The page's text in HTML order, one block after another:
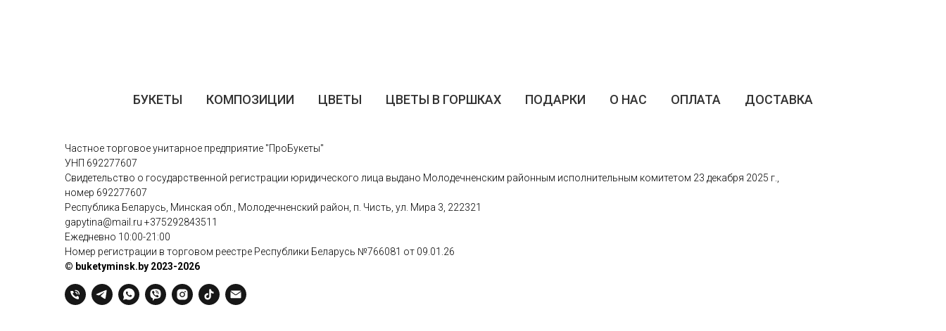
БУКЕТЫ КОМПОЗИЦИИ ЦВЕТЫ ЦВЕТЫ В ГОРШКАХ ПОДАРКИ О НАС ОПЛАТА ДОСТАВКА
Частное торговое унитарное предприятие "ПроБукеты"
УНП 692277607
Свидетельство о государственной регистрации юридического лица выдано Молодечненским районным исполнительным комитетом 23 декабря 2025 г.,
номер 692277607
Республика Беларусь, Минская обл., Молодечненский район, п. Чисть, ул. Мира 3, 222321
gapytina@mail.ru +375292843511
Ежедневно 10:00-21:00
Номер регистрации в торговом реестре Республики Беларусь №766081 от 09.01.26
© buketyminsk.by 2023-2026